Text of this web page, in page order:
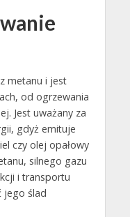
metanu i jest
od ogrzewania
Jest uważany za
gdyż emituje
czy olej opałowy
silnego gazu
i transportu
jego ślad